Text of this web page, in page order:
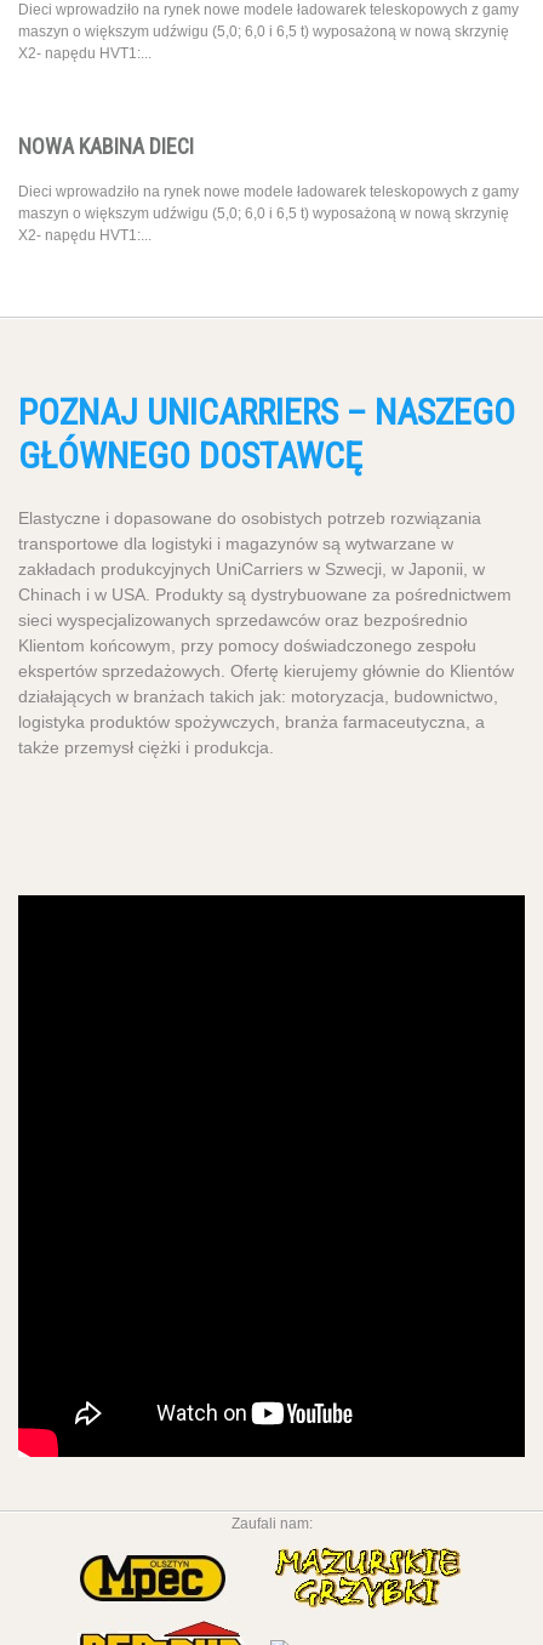
Dieci wprowadziło na rynek nowe modele ładowarek teleskopowych z gamy
maszyn o większym udźwigu (5,0; 6,0 i 6,5 t) wyposażoną w nową skrzynię
X2- napędu HVT1:...
NOWA KABINA DIECI
Dieci wprowadziło na rynek nowe modele ładowarek teleskopowych z gamy
maszyn o większym udźwigu (5,0; 6,0 i 6,5 t) wyposażoną w nową skrzynię
X2- napędu HVT1:...
POZNAJ UNICARRIERS – NASZEGO
GŁÓWNEGO DOSTAWCĘ
Elastyczne i dopasowane do osobistych potrzeb rozwiązania
transportowe dla logistyki i magazynów są wytwarzane w
zakładach produkcyjnych UniCarriers w Szwecji, w Japonii, w
Chinach i w USA. Produkty są dystrybuowane za pośrednictwem
sieci wyspecjalizowanych sprzedawców oraz bezpośrednio
Klientom końcowym, przy pomocy doświadczonego zespołu
ekspertów sprzedażowych. Ofertę kierujemy głównie do Klientów
działających w branżach takich jak: motoryzacja, budownictwo,
logistyka produktów spożywczych, branża farmaceutyczna, a
także przemysł ciężki i produkcja.
Zaufali nam: